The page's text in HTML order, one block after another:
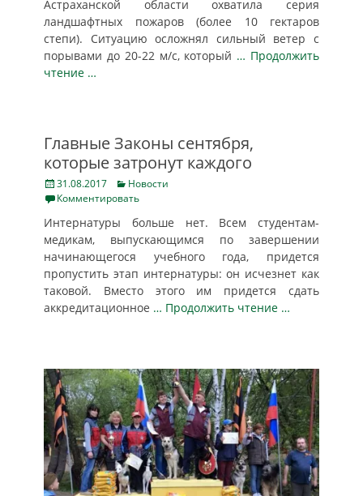
Астраханской области охватила серия
ландшафтных пожаров (более 10 гектаров
степи). Ситуацию осложнял сильный ветер с
порывами до 20-22 м/с, который … Продолжить
чтение …
Главные Законы сентября,
которые затронут каждого
Posted
on
31.08.2017 Categories
Новости
Комментировать
Интернатуры больше нет. Всем студентам-
медикам, выпускающимся по завершении
начинающегося учебного года, придется
пропустить этап интернатуры: он исчезнет как
таковой. Вместо этого им придется сдать
аккредитационное … Продолжить чтение …